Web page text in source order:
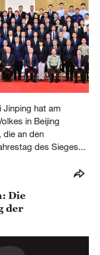
for this media.
Jinping hat am
in Beijing
die an den
des Sieges...
Die
der